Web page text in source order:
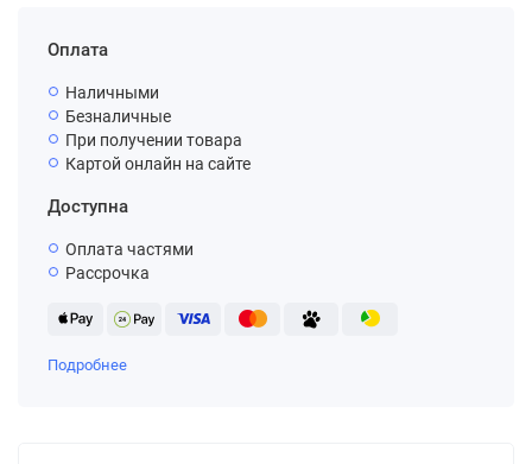
Оплата
Наличными
Безналичные
При получении товара
Картой онлайн на сайте
Доступна
Оплата частями
Рассрочка
Подробнее